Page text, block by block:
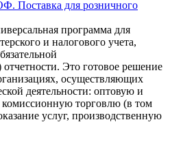
Поставка для розничного
программа для
и налогового учета,
Это готовое решение
осуществляющих
деятельности: оптовую и
торговлю (в том
услуг, производственную